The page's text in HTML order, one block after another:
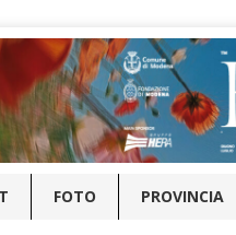
FOTO PROVINCIA